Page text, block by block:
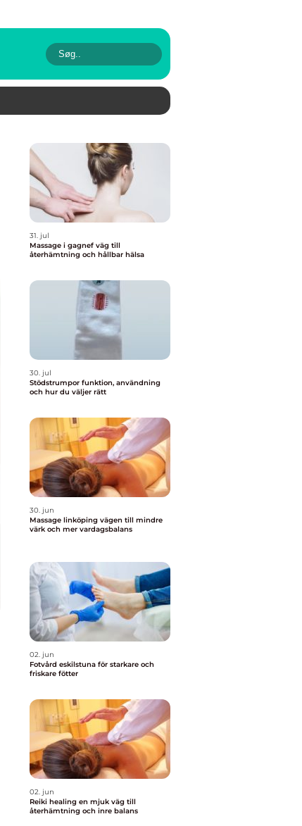
31. jul
Massage i gagnef väg till
återhämtning och hållbar hälsa
30. jul
Stödstrumpor funktion, användning
och hur du väljer rätt
30. jun
Massage linköping vägen till mindre
värk och mer vardagsbalans
02. jun
Fotvård eskilstuna för starkare och
friskare fötter
02. jun
Reiki healing en mjuk väg till
återhämtning och inre balans